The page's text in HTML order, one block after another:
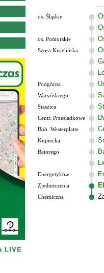
os. Śląskie
os. Pomorskie
Szosa Kisielińska
Podgórna
Waryńskiego
Staszica
Centr. Przesiadkowe
Boh. Westerplatte
Kupiecka
Batorego
Energetyków
Zjednoczenia
Chemiczna